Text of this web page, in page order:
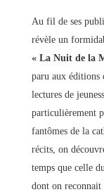
Au fil de ses
révèle un
« La Nuit de la
paru aux éditions
lectures de
particulièrement
fantômes de la
récits, on
temps que celle
dont on